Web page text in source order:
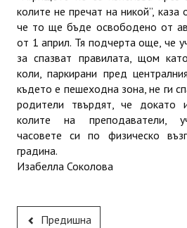
колите не пречат на никой”,
че то ще бъде освободено от
от 1 април. Тя подчерта още, че
за спазват правилата, щом
коли, паркирани пред
където е пешеходна зона, не ги
родители твърдят, че докато
колите на преподаватели,
часовете си по физическо
градина.
Изабелла Соколова
Предишна